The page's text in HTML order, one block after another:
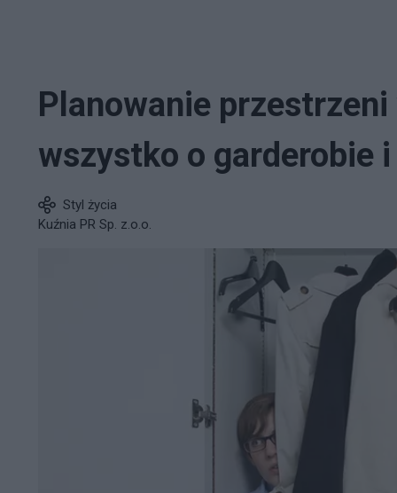
Planowanie
wszystko o garderobie
Styl życia
Kuźnia PR Sp. z.o.o.